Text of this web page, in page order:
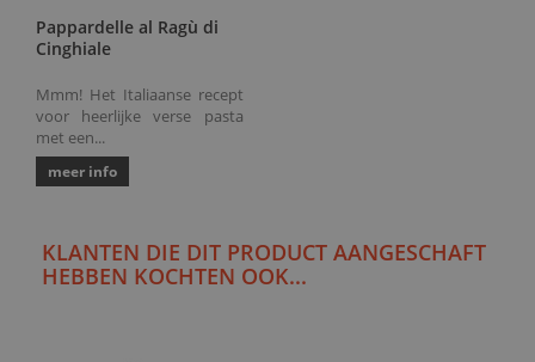
Pappardelle al Ragù di
Cinghiale
Mmm! Het Italiaanse recept
voor heerlijke verse pasta
met een...
meer info
KLANTEN DIE DIT PRODUCT AANGESCHAFT
HEBBEN KOCHTEN OOK...